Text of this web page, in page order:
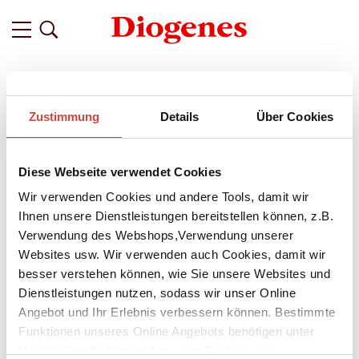
Zustimmung Details Über Cookies
Diese Webseite verwendet Cookies
Wir verwenden Cookies und andere Tools, damit wir
Ihnen unsere Dienstleistungen bereitstellen können, z.B.
Verwendung des Webshops,Verwendung unserer
Websites usw. Wir verwenden auch Cookies, damit wir
besser verstehen können, wie Sie unsere Websites und
Dienstleistungen nutzen, sodass wir unser Online
Angebot und Ihr Erlebnis verbessern können. Bestimmte
Funktionen unseres Online Angebots benötigen unter
Related Featured
vor 2 Jahren
Mit Brunetti durch Venedig – Der
Stadtplan zu Donna Leons Roman
›Feuerprobe‹
Für Commissario Brunettis dreiunddreißigsten Fall reisen wir
mitDonna Leonerneut ins malerische Venedig. Die
beliebte Lagunenstadt hat auch abseits von träumerischen
Gondelfahrten durch die Kanäle viel zu bieten. Fans von
Donna Leon sollten unbedingt die Gelegenheit nutzen, um